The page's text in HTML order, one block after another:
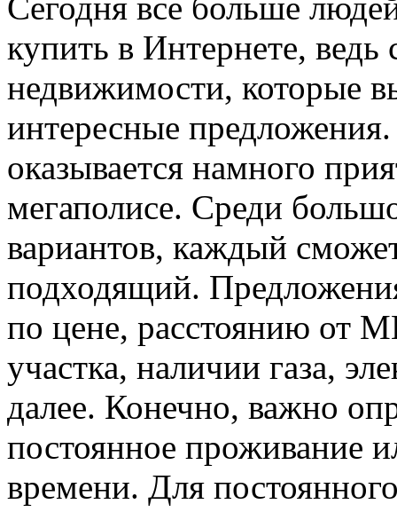
купить в Интернете, ведь
недвижимости, которые
интересные
оказывается намного
мегаполисе. Среди
вариантов, каждый
подходящий.
по цене, расстоянию от
участка, наличии газа,
далее. Конечно, важно
постоянное проживание
времени. Для